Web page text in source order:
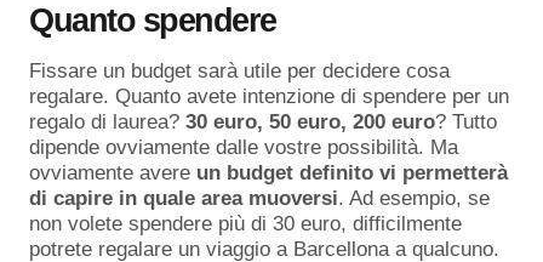
Quanto spendere
Fissare un budget sarà utile per decidere cosa
regalare. Quanto avete intenzione di spendere per un
regalo di laurea? 30 euro, 50 euro, 200 euro? Tutto
dipende ovviamente dalle vostre possibilità. Ma
ovviamente avere un budget definito vi permetterà
di capire in quale area muoversi. Ad esempio, se
non volete spendere più di 30 euro, difficilmente
potrete regalare un viaggio a Barcellona a qualcuno.